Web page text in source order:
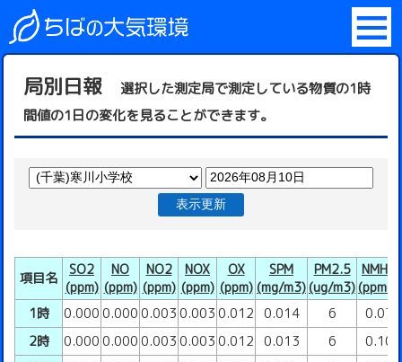
局別日報
選択した測定局で測定している物質の1時
間値の1日の変化を見ることができます。
表示更新
項目名
SO2
(ppm)
NO
(ppm)
NO2
(ppm)
NOX
(ppm)
OX
(ppm)
SPM
(mg/m3)
PM2.5
(ug/m3)
NMHC
(ppmC)
1時
0.000 0.000 0.003 0.003 0.012 0.014 6
0.07
2時
0.000 0.000 0.003 0.003 0.012 0.013 6
0.10